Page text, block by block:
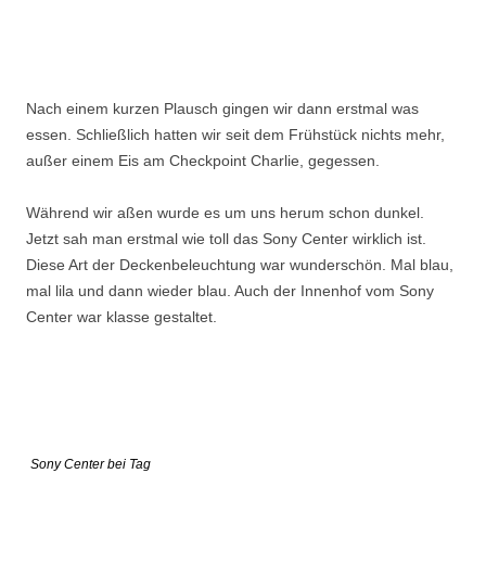
Nach einem kurzen Plausch gingen wir dann erstmal was
essen. Schließlich hatten wir seit dem Frühstück nichts mehr,
außer einem Eis am Checkpoint Charlie, gegessen.
Während wir aßen wurde es um uns herum schon dunkel.
Jetzt sah man erstmal wie toll das Sony Center wirklich ist.
Diese Art der Deckenbeleuchtung war wunderschön. Mal blau,
mal lila und dann wieder blau. Auch der Innenhof vom Sony
Center war klasse gestaltet.
Sony Center bei Tag